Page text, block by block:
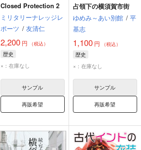
Closed Protection 2
ミリタリーナレッジレ
ポーツ / 友清仁
2,200 円 （税込）
歴史
×：在庫なし
サンプル
再販希望
占領下の横須賀市街
ゆめみ～あい別館 / 平
基志
1,100円 （税込）
歴史
×：在庫なし
サンプル
再販希望